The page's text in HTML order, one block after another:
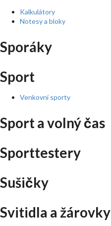
Kalkulátory
Notesy a bloky
Sporáky
Sport
Venkovní sporty
Sport a volný čas
Sporttestery
Sušičky
Svitidla a žárovky